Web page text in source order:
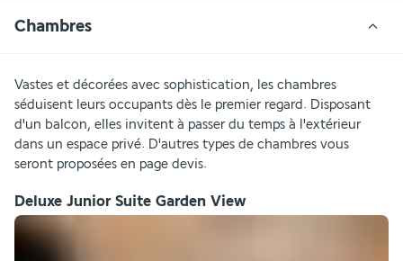
Chambres
Vastes et décorées avec sophistication, les chambres
séduisent leurs occupants dès le premier regard. Disposant
d'un balcon, elles invitent à passer du temps à l'extérieur
dans un espace privé. D'autres types de chambres vous
seront proposées en page devis.
Deluxe Junior Suite Garden View